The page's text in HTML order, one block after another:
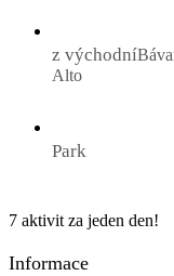
z východní
Alto
Park
7 aktivit za jeden den!
Informace